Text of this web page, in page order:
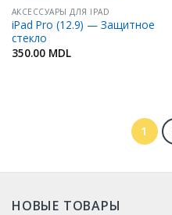
АКСЕССУАРЫ ДЛЯ IPAD
iPad Pro (12.9) — Защитное
стекло
350.00 MDL
1
НОВЫЕ ТОВАРЫ